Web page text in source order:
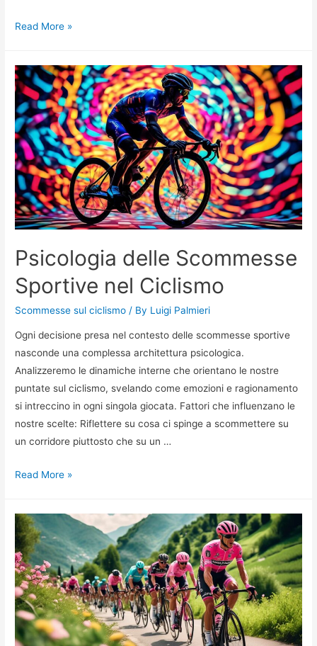
Come
Influenza
le
Scelte
Ciclistiche
Read More »
Psicologia delle Scommesse
Sportive nel Ciclismo
Scommesse sul ciclismo / By Luigi Palmieri
Ogni decisione presa nel contesto delle scommesse sportive
nasconde una complessa architettura psicologica.
Analizzeremo le dinamiche interne che orientano le nostre
puntate sul ciclismo, svelando come emozioni e ragionamento
si intreccino in ogni singola giocata. Fattori che influenzano le
nostre scelte: Riflettere su cosa ci spinge a scommettere su
un corridore piuttosto che su un …
Psicologia
Sportive
nel
Ciclismo
Read More »